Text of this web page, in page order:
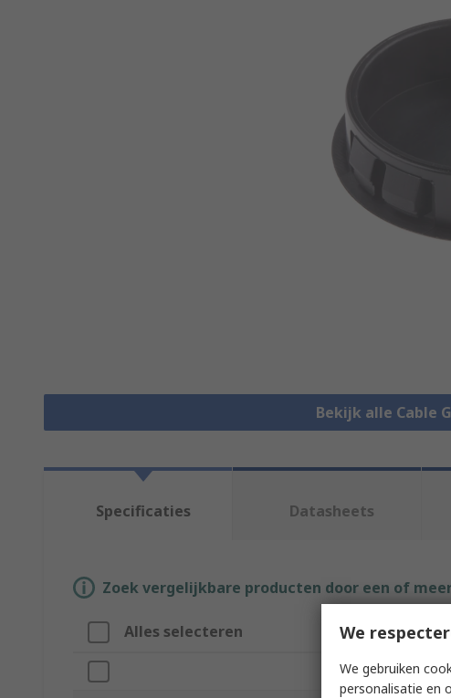
Bekijk alle Cable
Specificaties Datasheets
Zoek vergelijkbare producten door een of
Alles selecteren Attribuut
Merk
We
We gebruiken
personalisatie en